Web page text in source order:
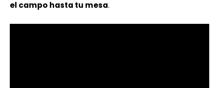
el campo hasta tu mesa.